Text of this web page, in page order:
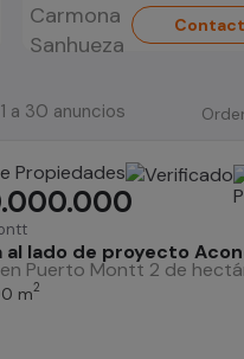
a 30 anuncios
Propiedades
al lado de proyecto
Puerto Montt 2 de
m2